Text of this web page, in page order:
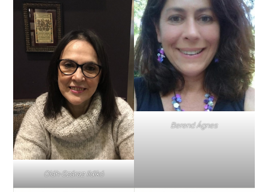
Oláh-Száraz Ildikó
Berend Ágnes